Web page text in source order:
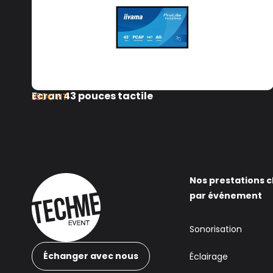
Ecran 43 pouces tactile
350€ HT
Échanger avec nous
Nos prestations
par événement
Sonorisation
Éclairage